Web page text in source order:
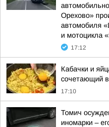
Орехово»
автомобиля
и мотоцикла
17:12
Кабачки и
сочетающий
17:10
Томич
иномарки –